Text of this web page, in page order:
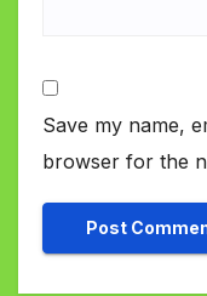
Save my name,
browser for the